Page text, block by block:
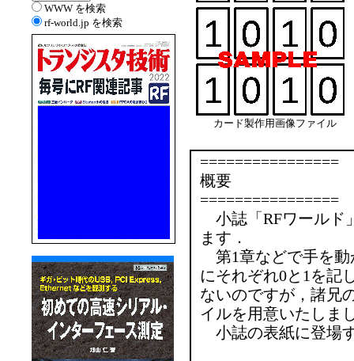
WWW を検索
rf-world.jp を検索
カード製作用画像ファイル
================
概要
================
小誌「RFワールド
ます．
第1章などで手を動
にそれぞれ0と1を記
ないのですが，諸兄
イルを用意いたしま
小誌の表紙に登場